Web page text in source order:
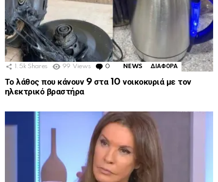
1.5k Shares 99 Views 0 Comments
NEWS ΔΙΑΦΟΡΑ
Το λάθος που κάνουν 9 στα 10 νοικοκυριά με τον
ηλεκτρικό βραστήρα